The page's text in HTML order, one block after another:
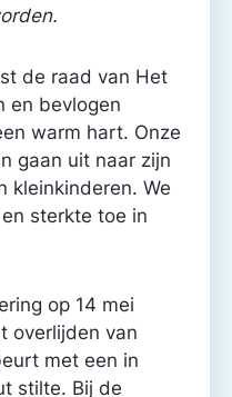
de raad van Het
en bevlogen
warm hart. Onze
gaan uit naar zijn
kleinkinderen. We
sterkte toe in
op 14 mei
overlijden van
met een in
stilte. Bij de